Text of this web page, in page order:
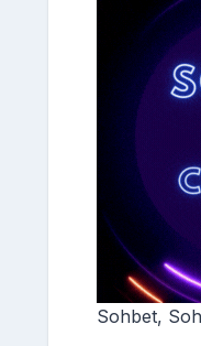
Sohbet,